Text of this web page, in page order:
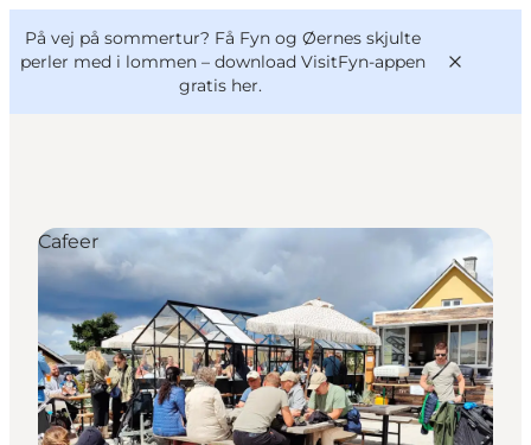
På vej på sommertur? Få Fyn og Øernes skjulte
perler med i lommen – download VisitFyn-appen
gratis her.
Oplevelser
Outdoor
Mad og drikke
Overnatning
Book lokale oplevelser
VisitFyn
Deutsch
Cafeer